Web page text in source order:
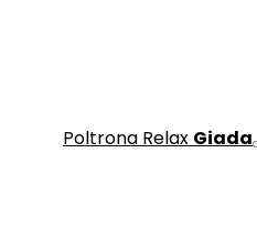
Poltrona Relax Giada